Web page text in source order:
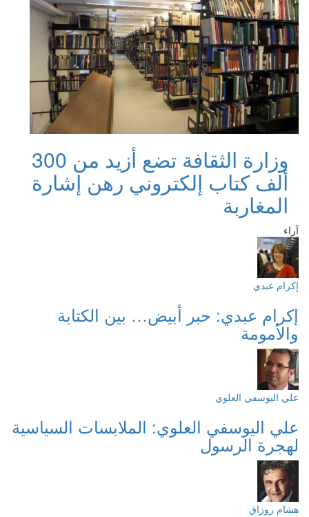
وزارة الثقافة تضع أزيد من 300
ألف كتاب إلكتروني رهن إشارة
المغاربة
آراء
إكرام عبدي
إكرام عبدي: حبر أبيض… بين الكتابة
والأمومة
علي اليوسفي العلوي
علي اليوسفي العلوي: الملابسات السياسية
لهجرة الرسول
هشام روزاق